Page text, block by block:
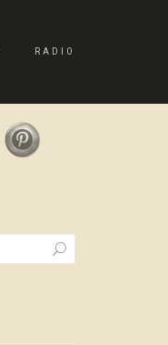
RADIO